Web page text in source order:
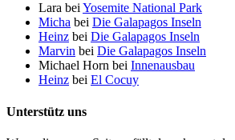
Lara beiYosemite National Park
Micha bei Die Galapagos Inseln
Heinz bei Die Galapagos Inseln
Marvin bei Die Galapagos Inseln
Michael Horn bei Innenausbau
Heinz bei El Cocuy
Unterstütz uns